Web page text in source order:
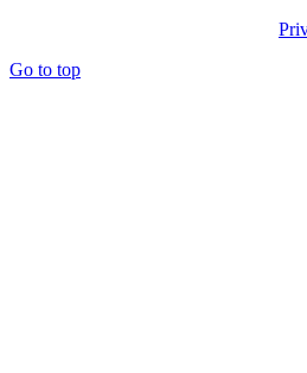
Go to top